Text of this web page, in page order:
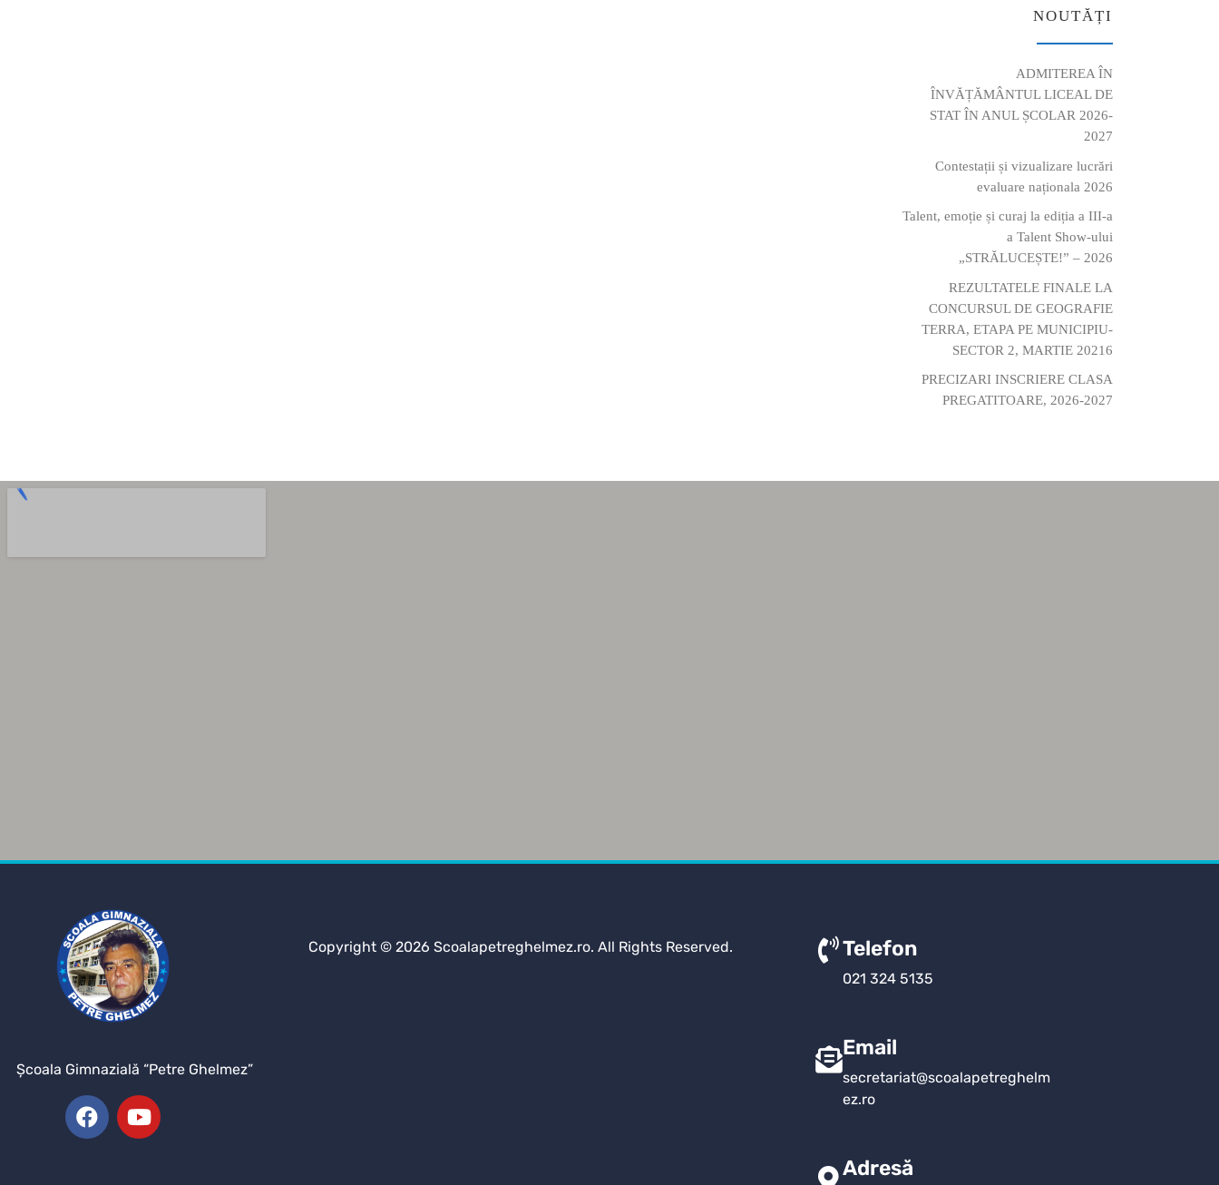
NOUTĂȚI
ADMITEREA ÎN
ÎNVĂȚĂMÂNTUL LICEAL DE
STAT ÎN ANUL ȘCOLAR 2026-
2027
Contestații și vizualizare lucrări
evaluare naționala 2026
Talent, emoție și curaj la ediția a III-a
a Talent Show-ului
„STRĂLUCEȘTE!” – 2026
REZULTATELE FINALE LA
CONCURSUL DE GEOGRAFIE
TERRA, ETAPA PE MUNICIPIU-
SECTOR 2, MARTIE 20216
PRECIZARI INSCRIERE CLASA
PREGATITOARE, 2026-2027
Şcoala Gimnazială “Petre Ghelmez”
Copyright © 2026 Scoalapetreghelmez.ro. All Rights Reserved. Telefon
021 324 5135
Email
secretariat@scoalapetreghelm
ez.ro
Adresă